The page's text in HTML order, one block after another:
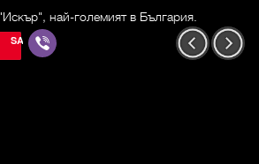
най-големият в България.
SAVE